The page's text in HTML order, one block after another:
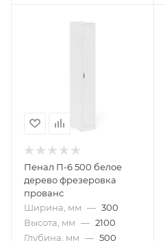
Пенал П-6 500 белое
дерево фрезеровка
прованс
Ширина, мм — 300
Высота, мм — 2100
Глубина, мм — 500